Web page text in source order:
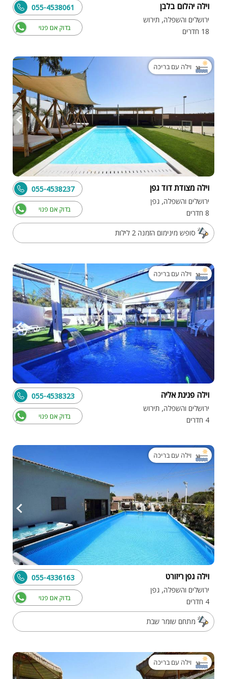
וילה יהלום בלבן
ירושלים והשפלה, תירוש
18 חדרים
בדוק אם פנוי
055-4538061
וילה עם בריכה
וילה מצודת דוד גפן
ירושלים והשפלה, גפן
8 חדרים
בדוק אם פנוי
055-4538237
סופש מינימום הזמנה 2 לילות
וילה עם בריכה
וילה פנינת אליה
ירושלים והשפלה, תירוש
4 חדרים
בדוק אם פנוי
055-4538323
וילה עם בריכה
וילה גפן ריזורט
ירושלים והשפלה, גפן
4 חדרים
בדוק אם פנוי
055-4336163
מתחם שומר שבת
וילה עם בריכה